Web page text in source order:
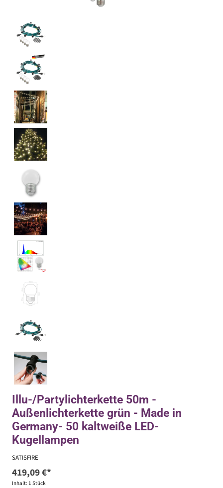
Illu-/Partylichterkette 50m -
Außenlichterkette grün - Made in
Germany- 50 kaltweiße LED-
Kugellampen
SATISFIRE
419,09 €*
Inhalt: 1 Stück